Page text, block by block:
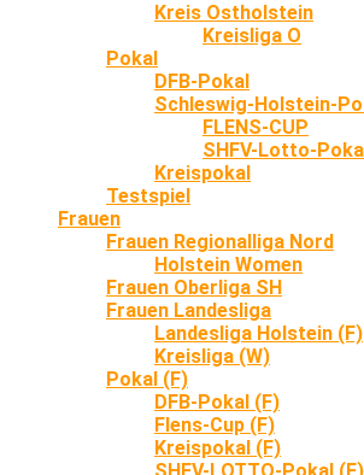
Kreis Ostholstein
Kreisliga O
Pokal
DFB-Pokal
Schleswig-Holstein-
FLENS-CUP
SHFV-Lotto-
Kreispokal
Testspiel
Frauen
Frauen Regionalliga Nord
Holstein Women
Frauen Oberliga SH
Frauen Landesliga
Landesliga Holstein (F)
Kreisliga (W)
Pokal (F)
DFB-Pokal (F)
Flens-Cup (F)
Kreispokal (F)
SHFV-LOTTO-Pokal (F)